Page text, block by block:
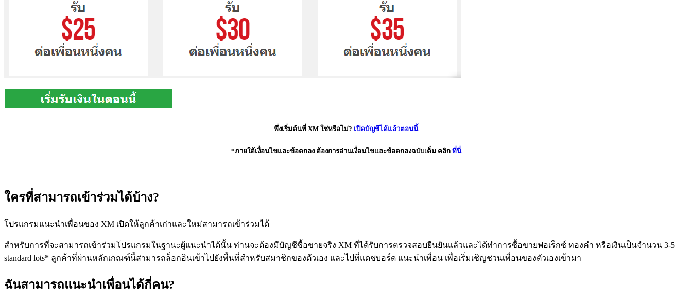
พึ่งเริ่มต้นที่ XM ใช่หรือไม่? เปิดบัญชีได้แล้วตอนนี้
*ภายใต้เงื่อนไขและข้อตกลง ต้องการอ่านเงื่อนไขและข้อตกลงฉบับเต็ม คลิก ที่นี่
ใครที่สามารถเข้าร่วมได้บ้าง?
โปรแกรมแนะนำเพื่อนของ XM เปิดให้ลูกค้าเก่าและใหม่สามารถเข้าร่วมได้
สำหรับการที่จะสามารถเข้าร่วมโปรแกรมในฐานะผู้แนะนำได้นั้น ท่านจะต้องมีบัญชีซื้อขายจริง XM ที่ได้รับการตรวจสอบยืนยันแล้วและได้ทำการซื้อขายฟอเร็กซ์ ทองคำ หรือเงินเป็นจำนวน 3-5
standard lots* ลูกค้าที่ผ่านหลักเกณฑ์นี้สามารถล็อกอินเข้าไปยังพื้นที่สำหรับสมาชิกของตัวเอง และไปที่แดชบอร์ด แนะนำเพื่อน เพื่อเริ่มเชิญชวนเพื่อนของตัวเองเข้ามา
ฉันสามารถแนะนำเพื่อนได้กี่คน?